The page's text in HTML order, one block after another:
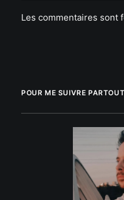
Les commentaires sont
POUR ME SUIVRE